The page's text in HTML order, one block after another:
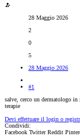
28 Maggio 2026
2
0
5
28 Maggio 2026
#1
salve, cerco un dermatologo in
terapie
Devi effettuare il login o
Condividi:
Facebook Twitter Reddit